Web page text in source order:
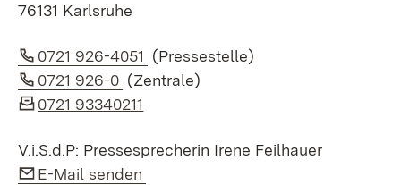
76131 Karlsruhe
Link auf Telefonnummer:
0721 926-4051 (Pressestelle)
Link auf Telefonnummer:
0721 926-0 (Zentrale)
0721 93340211
V.i.S.d.P: Pressesprecherin Irene Feilhauer
Link auf E-Mail:
E-Mail senden